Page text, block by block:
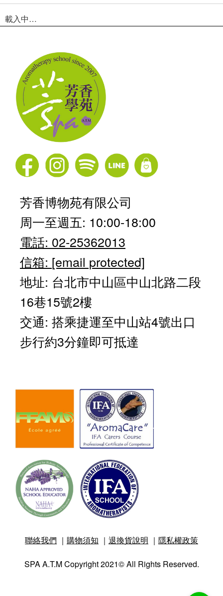
載入中…
芳香博物苑有限公司
周一至週五: 10:00-18:00
電話: 02-25362013
信箱: [email protected]
地址: 台北市中山區中山北路二段
16巷15號2樓
交通: 搭乘捷運至中山站4號出口
步行約3分鐘即可抵達
聯絡我們 ｜ 購物須知 ｜ 退換貨說明 ｜ 隱私權政策
SPA A.T.M Copyright 2021© All Rights Reserved.